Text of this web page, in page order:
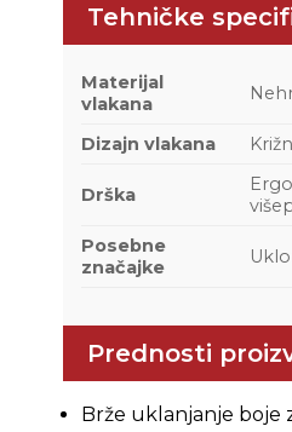
Tehničke
Materijal
vlakana
Dizajn vlakana
Drška
Posebne
značajke
Prednosti
Brže uklanjanje boje